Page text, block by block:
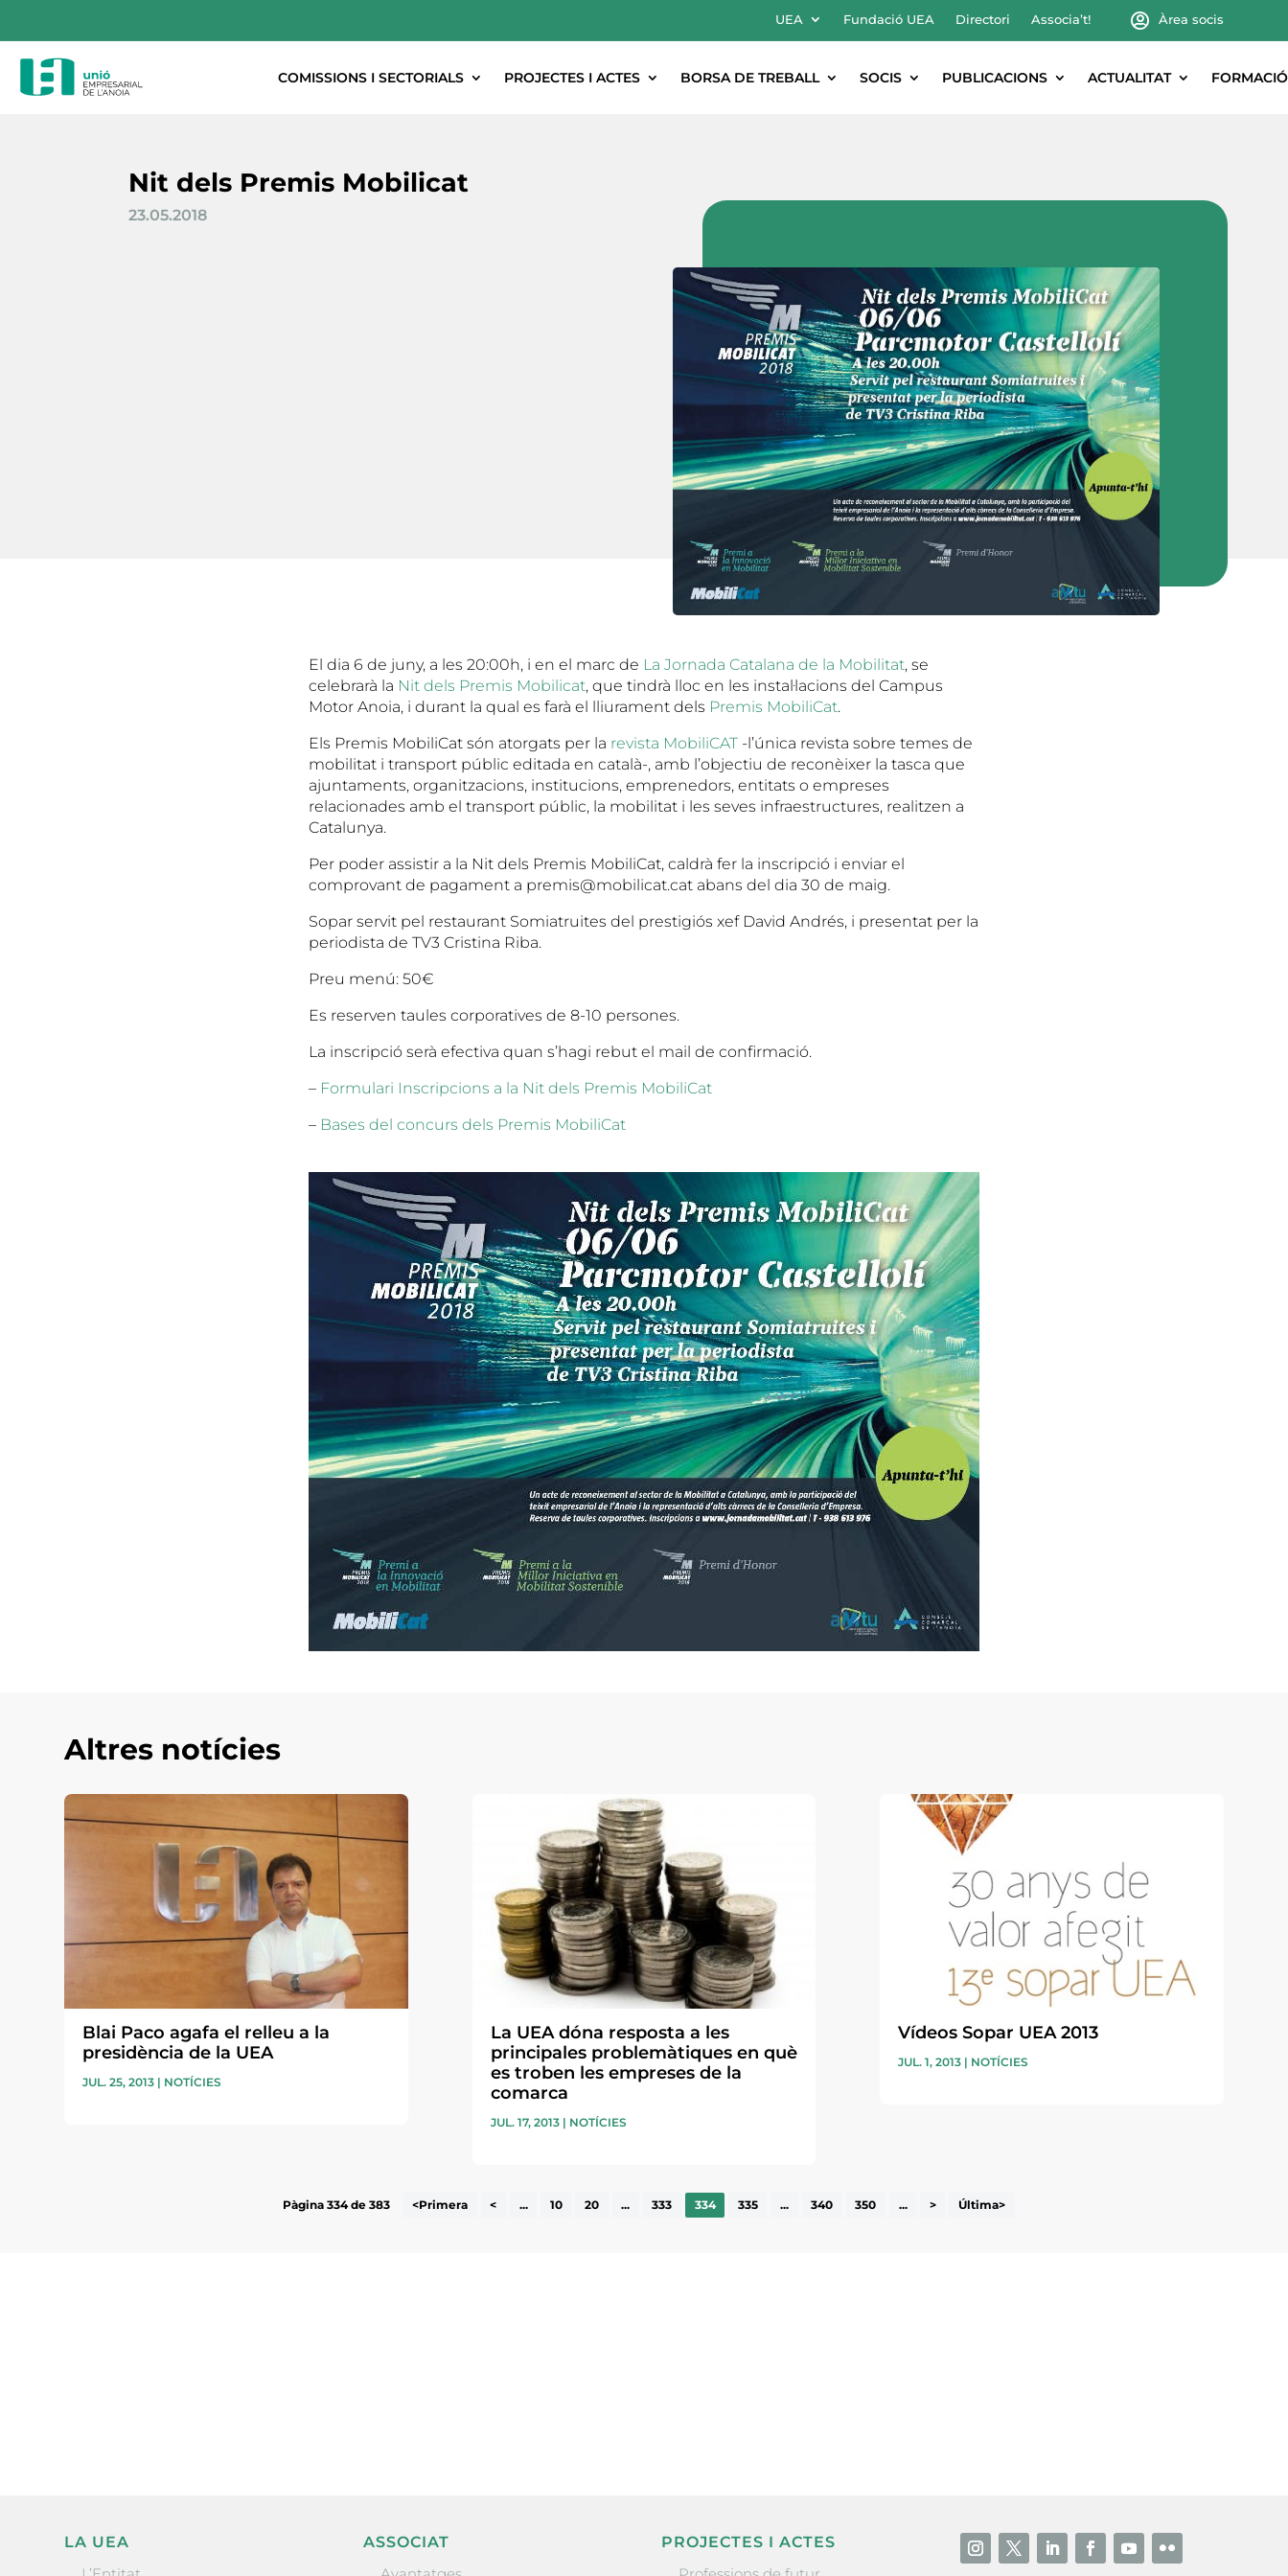
UEA Fundació UEA Directori Associa’t! Àrea socis
COMISSIONS I SECTORIALS PROJECTES I ACTES BORSA DE TREBALL SOCIS PUBLICACIONS ACTUALITAT FORMACIÓ
Nit dels Premis Mobilicat
23.05.2018
El dia 6 de juny, a les 20:00h, i en el marc de La Jornada Catalana de la Mobilitat, se
celebrarà la Nit dels Premis Mobilicat, que tindrà lloc en les instal·lacions del Campus
Motor Anoia, i durant la qual es farà el lliurament dels Premis MobiliCat.
Els Premis MobiliCat són atorgats per la revista MobiliCAT -l’única revista sobre temes de
mobilitat i transport públic editada en català-, amb l’objectiu de reconèixer la tasca que
ajuntaments, organitzacions, institucions, emprenedors, entitats o empreses
relacionades amb el transport públic, la mobilitat i les seves infraestructures, realitzen a
Catalunya.
Per poder assistir a la Nit dels Premis MobiliCat, caldrà fer la inscripció i enviar el
comprovant de pagament a premis@mobilicat.cat abans del dia 30 de maig.
Sopar servit pel restaurant Somiatruites del prestigiós xef David Andrés, i presentat per la
periodista de TV3 Cristina Riba.
Preu menú: 50€
Es reserven taules corporatives de 8-10 persones.
La inscripció serà efectiva quan s’hagi rebut el mail de confirmació.
– Formulari Inscripcions a la Nit dels Premis MobiliCat
– Bases del concurs dels Premis MobiliCat
Altres notícies
Blai Paco agafa el relleu a la
presidència de la UEA
JUL. 25, 2013 | NOTÍCIES
La UEA dóna resposta a les
principales problemàtiques en què
es troben les empreses de la
comarca
JUL. 17, 2013| NOTÍCIES
Vídeos Sopar UEA 2013
JUL. 1, 2013| NOTÍCIES
Pàgina 334 de 383 <Primera < ... 10 20 ... 333 334 335 ... 340 350 ... > Última>
LA UEA
ASSOCIAT
PROJECTES I ACTES